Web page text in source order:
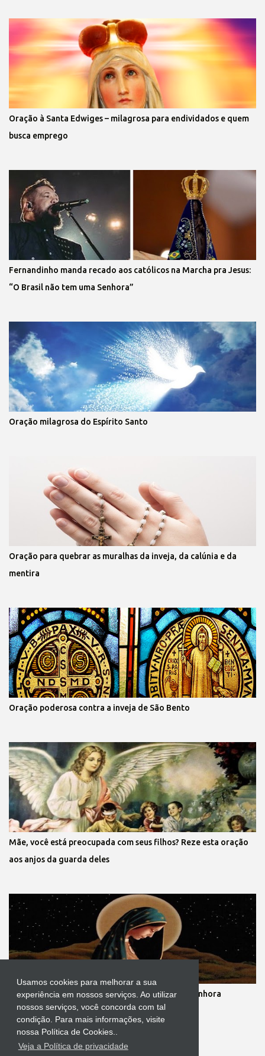
Usamos cookies para melhorar a sua
experiência em nossos serviços. Ao utilizar
nossos serviços, você concorda com tal
condição. Para mais informações, visite
nossa Política de Cookies..
Veja a Política de privacidade
Oração à Santa Edwiges – milagrosa para endividados e quem
busca emprego
Fernandinho manda recado aos católicos na Marcha pra Jesus:
“O Brasil não tem uma Senhora”
Oração milagrosa do Espírito Santo
Oração para quebrar as muralhas da inveja, da calúnia e da
mentira
Oração poderosa contra a inveja de São Bento
Mãe, você está preocupada com seus filhos? Reze esta oração
aos anjos da guarda deles
Novena dos nove meses de gestação de Nossa Senhora
Tecnologia do Blogger